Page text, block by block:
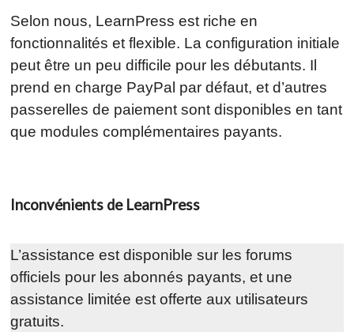
Selon nous, LearnPress est riche en
fonctionnalités et flexible. La configuration initiale
peut être un peu difficile pour les débutants. Il
prend en charge PayPal par défaut, et d’autres
passerelles de paiement sont disponibles en tant
que modules complémentaires payants.
Inconvénients de LearnPress
L’assistance est disponible sur les forums
officiels pour les abonnés payants, et une
assistance limitée est offerte aux utilisateurs
gratuits.